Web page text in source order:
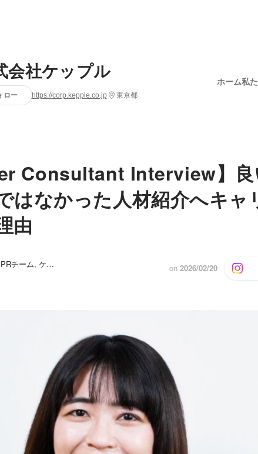
会社ケップル
ロー https://corp.kepple.co.jp 東京都
ホーム私
Consultant Interview】
はなかった人材紹介へキャ
由
ケップル PRチーム, ケップル HRチーム on 2026/02/20